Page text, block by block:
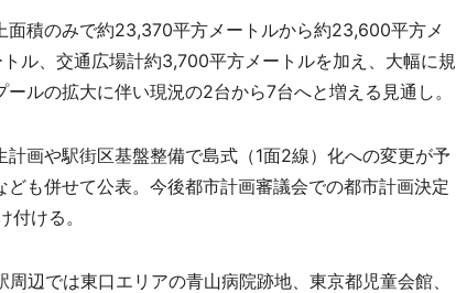
積のみで約23,370平方メートルから約23,600平方メ
ル、交通広場計約3,700平方メートルを加え、大幅に規
ルの拡大に伴い現況の2台から7台へと増える見通し。
画や駅街区基盤整備で島式（1面2線）化への変更が予
も併せて公表。今後都市計画審議会での都市計画決定
ける。
辺では東口エリアの青山病院跡地、東京都児童会館、